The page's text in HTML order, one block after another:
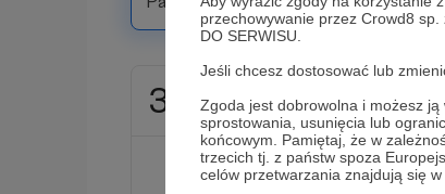
przechowywanie przez Crowd8
DO SERWISU.
Jeśli chcesz dostosować lub
Zgoda jest dobrowolna i możesz ją
sprostowania, usunięcia lub
końcowym. Pamiętaj, że w
trzecich tj. z państw spoza
celów przetwarzania znajdują się
30 zł miesięcznie